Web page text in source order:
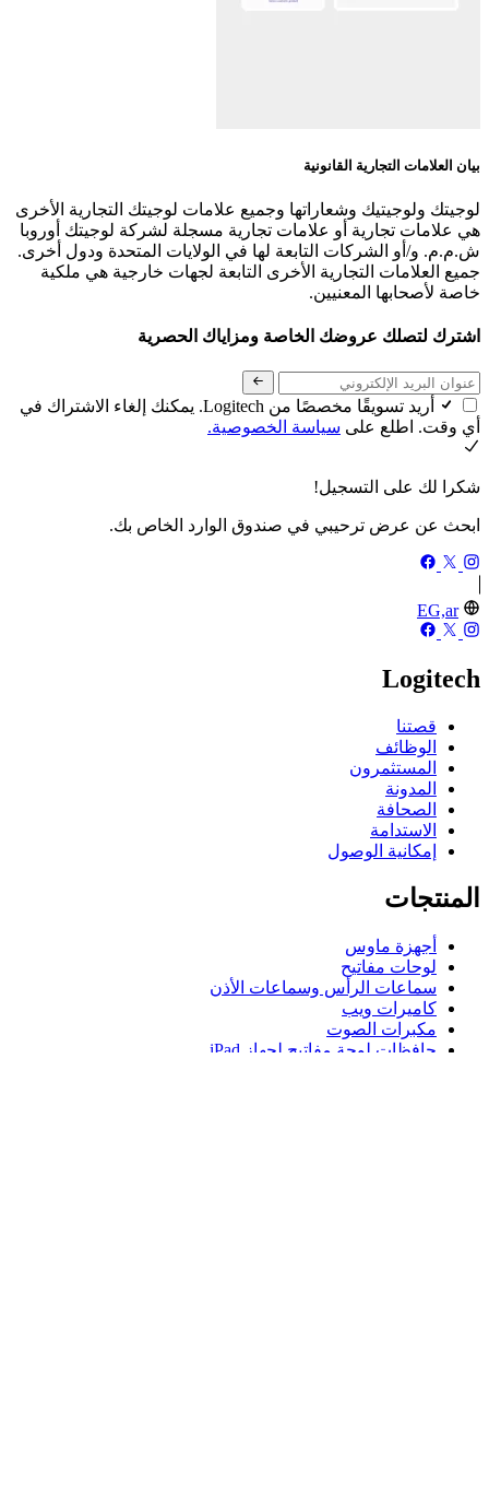
بيان العلامات التجارية القانونية
لوجيتك ولوجيتيك وشعاراتها وجميع علامات لوجيتك التجارية الأخرى
هي علامات تجارية أو علامات تجارية مسجلة لشركة لوجيتك أوروبا
ش.م.م. و/أو الشركات التابعة لها في الولايات المتحدة ودول أخرى.
جميع العلامات التجارية الأخرى التابعة لجهات خارجية هي ملكية
خاصة لأصحابها المعنيين.
اشترك لتصلك عروضك الخاصة ومزاياك الحصرية
أريد تسويقًا مخصصًا من Logitech. يمكنك إلغاء الاشتراك في
أي وقت. اطلع على سياسة الخصوصية.
شكرا لك على التسجيل!
ابحث عن عرض ترحيبي في صندوق الوارد الخاص بك.
EG,ar
Logitech
قصتنا
الوظائف
المستثمرون
المدونة
الصحافة
الاستدامة
إمكانية الوصول
المنتجات
أجهزة ماوس
لوحات مفاتيح
سماعات الرأس وسماعات الأذن
كاميرات ويب
مكبرات الصوت
حافظات لوحة مفاتيح لجهاز iPad